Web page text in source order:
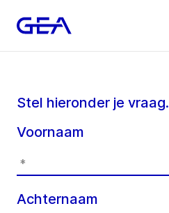
Stel hieronder je vraag.
Voornaam
Achternaam